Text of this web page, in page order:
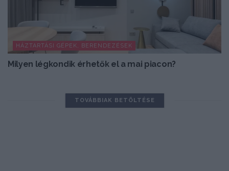
HÁZTARTÁSI GÉPEK, BERENDEZÉSEK
Milyen légkondik érhetők el a mai piacon?
TOVÁBBIAK BETÖLTÉSE